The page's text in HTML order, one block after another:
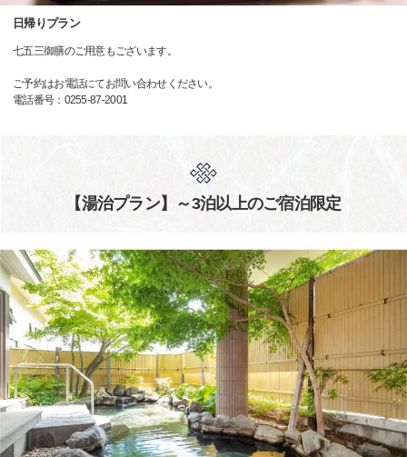
日帰りプラン
七五三御膳のご用意もございます。
ご予約はお電話にてお問い合わせください。
電話番号：0255-87-2001
【湯治プラン】～3泊以上のご宿泊限定